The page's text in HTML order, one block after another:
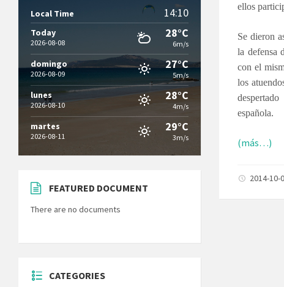
ellos
Se dieron
la defensa
con el
los
española.
(más…)
2014-10-
Local Time 14:10
Today
2026-08-08
28°C
6m/s
domingo
2026-08-09
27°C
5m/s
lunes
2026-08-10
28°C
4m/s
martes
2026-08-11
29°C
3m/s
FEATURED DOCUMENT
There are no documents
CATEGORIES